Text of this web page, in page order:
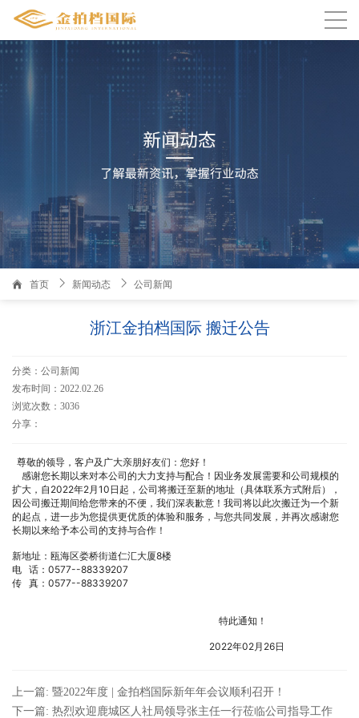

州人家园3栋1101室金拍档国际
首页 新闻动态 公司新闻
浙江金拍档国际 搬迁公告
分类：公司新闻
发布时间：2022.02.26
浏览次数：3036
分享：
尊敬的领导，客户及广大亲朋好友们：您好！
感谢您长期以来对本公司的大力支持与配合！因业务发展需要和公司规模的
扩大，自2022年2月10日起，公司将搬迁至新的地址（具体联系方式附后），
因公司搬迁期间给您带来的不便，我们深表歉意！我司将以此次搬迁为一个新
的起点，进一步为您提供更优质的体验和服务，与您共同发展，并再次感谢您
长期以来给予本公司的支持与合作！
新地址：瓯海区娄桥街道仁汇大厦8楼
电 话：0577--88339207
传 真：0577--88339207
特此通知！
2022年02月26日
上一篇: 暨2022年度 | 金拍档国际新年年会议顺利召开！
下一篇: 热烈欢迎鹿城区人社局领导张主任一行莅临公司指导工作